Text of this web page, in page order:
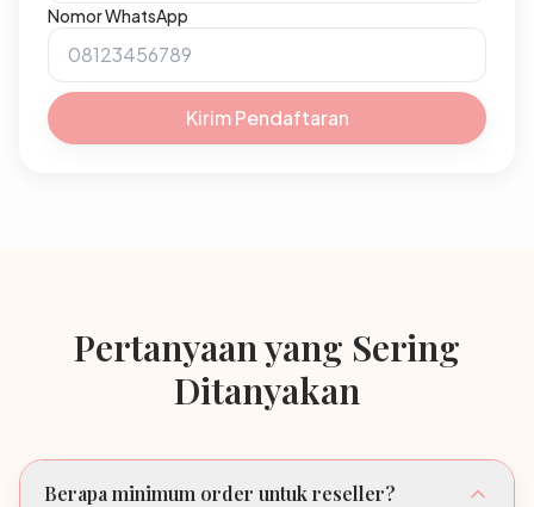
Nomor WhatsApp
Kirim Pendaftaran
Pertanyaan yang Sering
Ditanyakan
Berapa minimum order untuk reseller?